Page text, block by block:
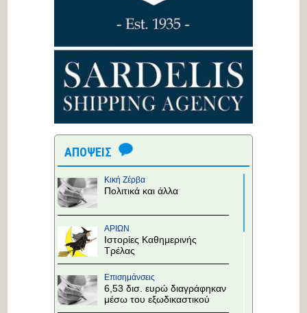
ΑΠΟΨΕΙΣ
Κική Ζέρβα
Πολιτικά και άλλα
ΑΡΙΩΝ
Ιστορίες Καθημερινής
Τρέλας
Επισημάνσεις
6,53 δισ. ευρώ διαγράφηκαν
μέσω του εξωδικαστικού